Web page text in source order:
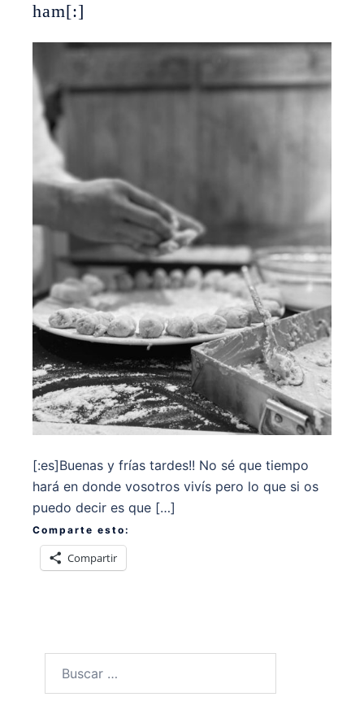
ham[:]
[:es]Buenas y frías tardes!! No sé que tiempo
hará en donde vosotros vivís pero lo que si os
puedo decir es que […]
Comparte esto:
Compartir